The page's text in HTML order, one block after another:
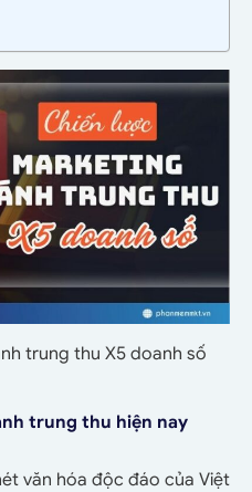
trung thu X5 doanh số
trung thu hiện nay
văn hóa độc đáo của Việt